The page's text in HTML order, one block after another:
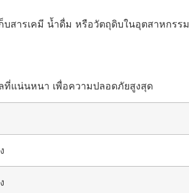
บสารเคมี น้ำดื่ม หรือวัตถุดิบในอุตสาหกรรม
ที่แน่นหนา เพื่อความปลอดภัยสูงสุด